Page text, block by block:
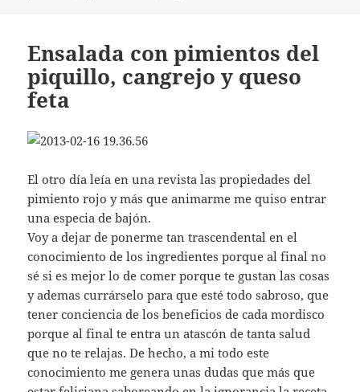
Ensalada con pimientos del
piquillo, cangrejo y queso
feta
El otro día leía en una revista las propiedades del
pimiento rojo y más que animarme me quiso entrar
una especia de bajón.
Voy a dejar de ponerme tan trascendental en el
conocimiento de los ingredientes porque al final no
sé si es mejor lo de comer porque te gustan las cosas
y ademas currárselo para que esté todo sabroso, que
tener conciencia de los beneficios de cada mordisco
porque al final te entra un atascón de tanta salud
que no te relajas. De hecho, a mi todo este
conocimiento me genera unas dudas que más que